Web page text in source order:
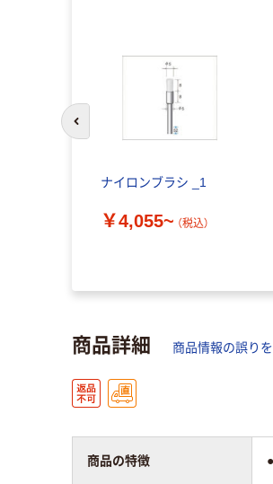
ナイロンブラシ _1
￥4,055~ （税込）
前のスライドへ
商品詳細 商品情報の誤り
商品の特徴